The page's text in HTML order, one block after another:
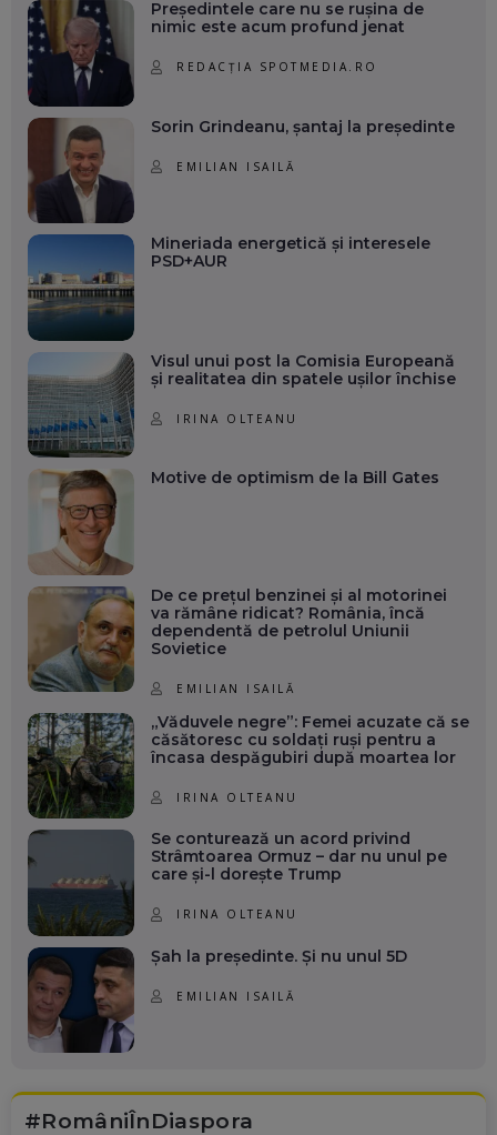
Președintele care nu se rușina de
nimic este acum profund jenat
REDACȚIA SPOTMEDIA.RO
Sorin Grindeanu, șantaj la președinte
EMILIAN ISAILĂ
Mineriada energetică și interesele
PSD+AUR
Visul unui post la Comisia Europeană
și realitatea din spatele ușilor închise
IRINA OLTEANU
Motive de optimism de la Bill Gates
De ce prețul benzinei și al motorinei
va rămâne ridicat? România, încă
dependentă de petrolul Uniunii
Sovietice
EMILIAN ISAILĂ
„Văduvele negre”: Femei acuzate că se
căsătoresc cu soldați ruși pentru a
încasa despăgubiri după moartea lor
IRINA OLTEANU
Se conturează un acord privind
Strâmtoarea Ormuz – dar nu unul pe
care și-l dorește Trump
IRINA OLTEANU
Șah la președinte. Și nu unul 5D
EMILIAN ISAILĂ
#RomâniÎnDiaspora